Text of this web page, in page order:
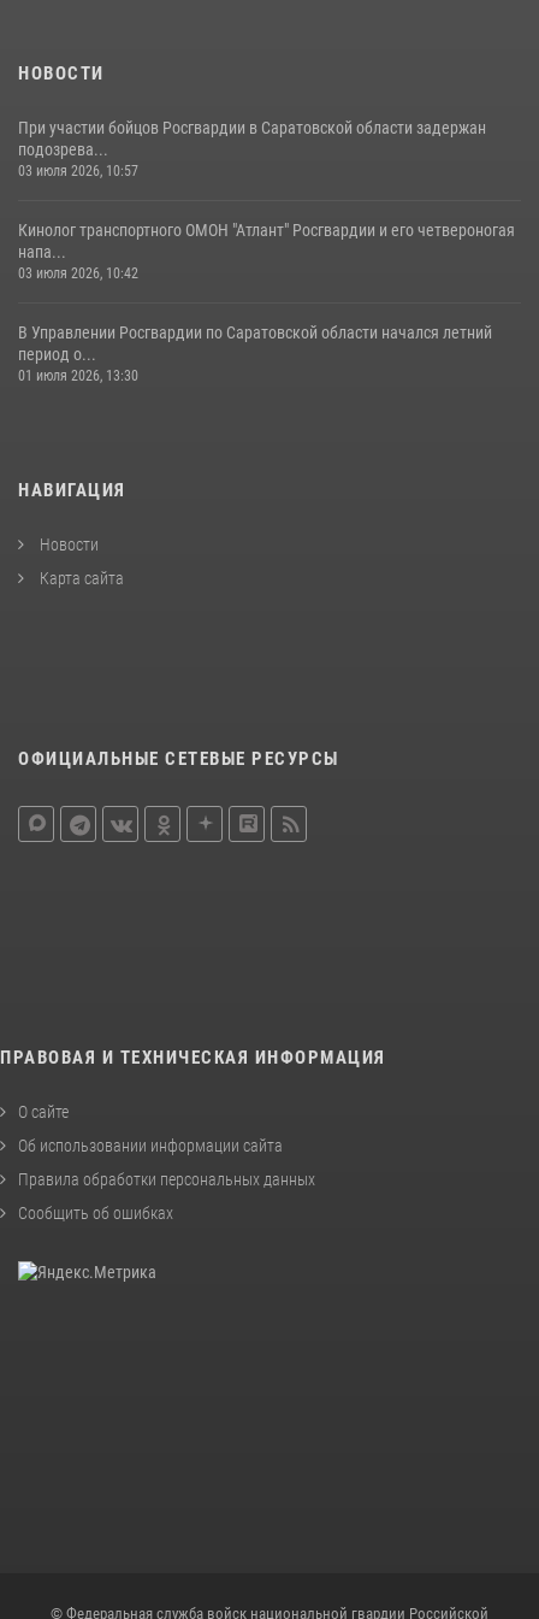
07 августа 2026, 11:35
НОВОСТИ
При участии бойцов Росгвардии в Саратовской области задержан
подозрева...
03 июля 2026, 10:57
Кинолог транспортного ОМОН "Атлант" Росгвардии и его четвероногая
напа...
03 июля 2026, 10:42
В Управлении Росгвардии по Саратовской области начался летний
период о...
01 июля 2026, 13:30
НАВИГАЦИЯ
Новости
Карта сайта
ОФИЦИАЛЬНЫЕ СЕТЕВЫЕ РЕСУРСЫ
ПРАВОВАЯ И ТЕХНИЧЕСКАЯ ИНФОРМАЦИЯ
О сайте
Об использовании информации сайта
Правила обработки персональных данных
Сообщить об ошибках
© Федеральная служба войск национальной гвардии Российской